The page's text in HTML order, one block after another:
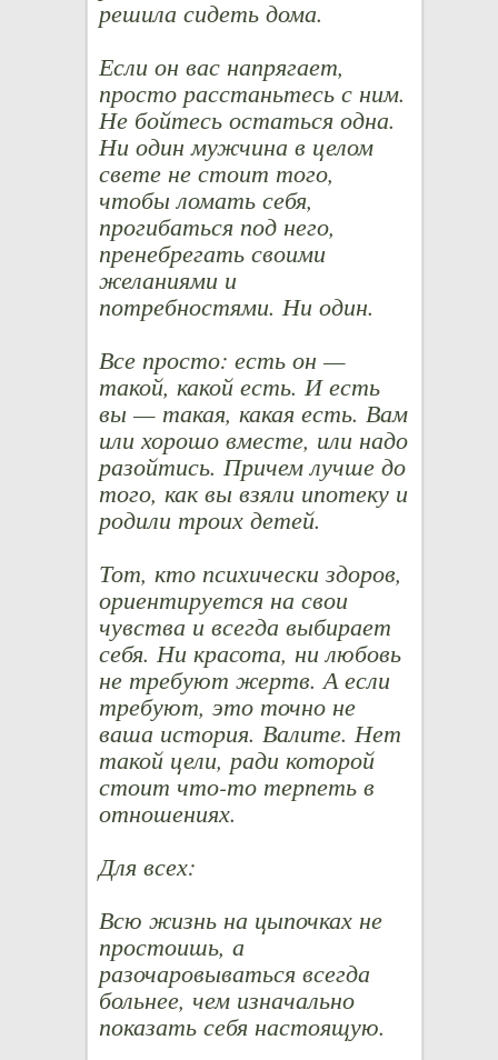
решила сидеть дома.
Если он вас напрягает,
просто расстаньтесь с ним.
Не бойтесь остаться одна.
Ни один мужчина в целом
свете не стоит того,
чтобы ломать себя,
прогибаться под него,
пренебрегать своими
желаниями и
потребностями. Ни один.
Все просто: есть он —
такой, какой есть. И есть
вы — такая, какая есть. Вам
или хорошо вместе, или надо
разойтись. Причем лучше до
того, как вы взяли ипотеку и
родили троих детей.
Тот, кто психически здоров,
ориентируется на свои
чувства и всегда выбирает
себя. Ни красота, ни любовь
не требуют жертв. А если
требуют, это точно не
ваша история. Валите. Нет
такой цели, ради которой
стоит что-то терпеть в
отношениях.
Для всех:
Всю жизнь на цыпочках не
простоишь, а
разочаровываться всегда
больнее, чем изначально
показать себя настоящую.